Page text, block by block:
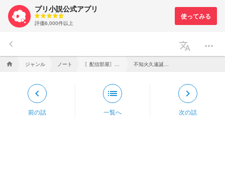
プリ小説公式アプリ
評価6,000件以上
keyboard_arrow_left translate more_horiz
home ジャンル ノート
keyboard_arrow_left
前の話
list
一覧へ
keyboard_arrow_right
次の話